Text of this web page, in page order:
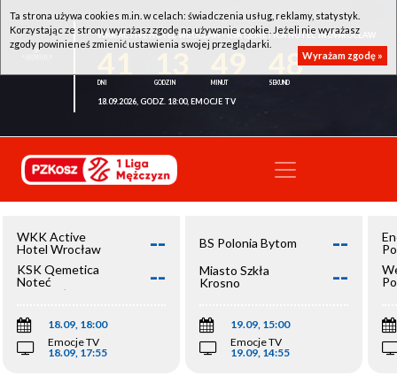
WKK ACTIVE HOTEL WROCŁAW - KSK QEMETICA NOTEĆ INOWROCŁAW
48
18.09.2026, GODZ. 18:00, EMOCJE TV
WKK Active
Hotel Wrocław
--
KSK Qemetica
Noteć
Inowrocław
--
18.09, 18:00
Emocje TV
18.09, 17:55
BS Polonia Bytom --
Miasto Szkła
Krosno
--
19.09, 15:00
Emocje TV
19.09, 14:55
Ta strona używa cookies m.in. w celach: świadczenia usług, reklamy, statystyk.
Korzystając ze strony wyrażasz zgodę na używanie cookie. Jeżeli nie wyrażasz
zgody powinieneś zmienić ustawienia swojej przeglądarki.
Wyrażam zgodę »